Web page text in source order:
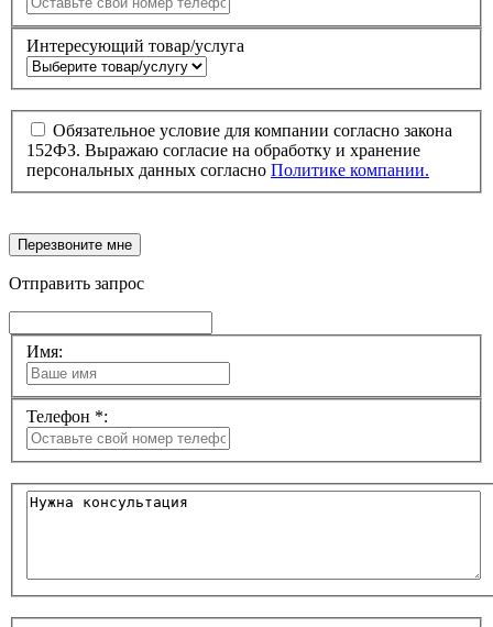
Интересующий товар/услуга
Обязательное условие для компании согласно закона
152ФЗ. Выражаю согласие на обработку и хранение
персональных данных согласно Политике компании.
Перезвоните мне
Отправить запрос
Имя:
Телефон *: